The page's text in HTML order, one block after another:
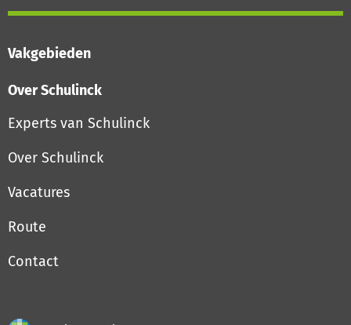
Vakgebieden
Over Schulinck
Experts van Schulinck
Over Schulinck
Vacatures
Route
Contact